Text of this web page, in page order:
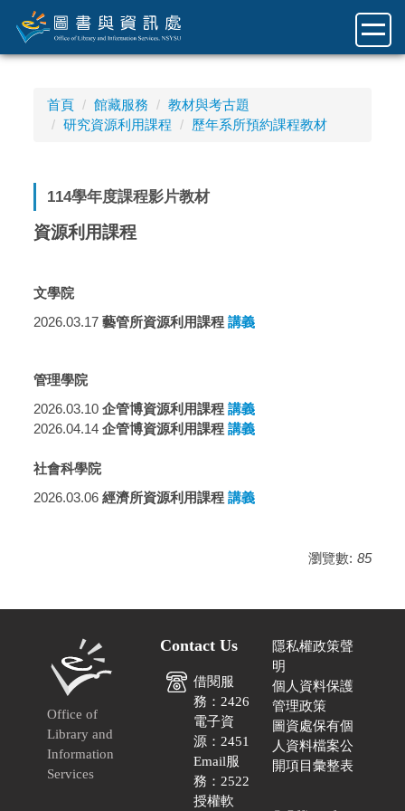
到
主
首頁 館藏服務
教材與考古題
研究資源利用課程
歷年系所預約課程教材
114學年度課程影片教材
資源利用課程
文學院
2026.03.17藝管所資源利用課程講義
管理學院
2026.03.10企管博資源利用課程講義
2026.04.14企管博資源利用課程講義
社會科學院
2026.03.06經濟所資源利用課程講義
瀏覽數: 85
Office of
Library and
Information
Services
Contact Us
借閱服
務：2426
電子資
源：2451
Email服
務：2522
授權軟
隱私權政策聲
明
個人資料保護
管理政策
圖資處保有個
人資料檔案公
開項目彙整表